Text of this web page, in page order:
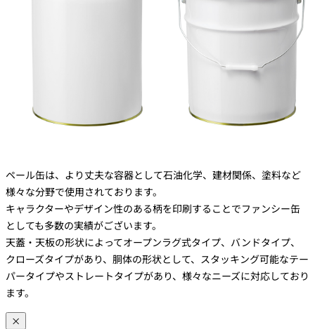
ペール缶は、より丈夫な容器として石油化学、建材関係、塗料など
様々な分野で使用されております。
キャラクターやデザイン性のある柄を印刷することでファンシー缶
としても多数の実績がございます。
天蓋・天板の形状によってオープンラグ式タイプ、バンドタイプ、
クローズタイプがあり、胴体の形状として、スタッキング可能なテー
パータイプやストレートタイプがあり、様々なニーズに対応しており
ます。
×